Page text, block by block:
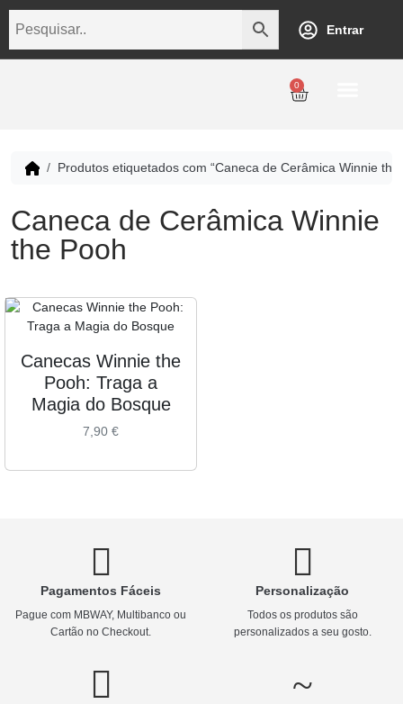
Entrar
0
Produtos etiquetados com “Caneca de Cerâmica Winnie the
Caneca de Cerâmica Winnie
the Pooh
Canecas Winnie the
Pooh: Traga a
Magia do Bosque
7,90 €
Pagamentos Fáceis
Pague com MBWAY, Multibanco ou
Cartão no Checkout.
Personalização
Todos os produtos são
personalizados a seu gosto.